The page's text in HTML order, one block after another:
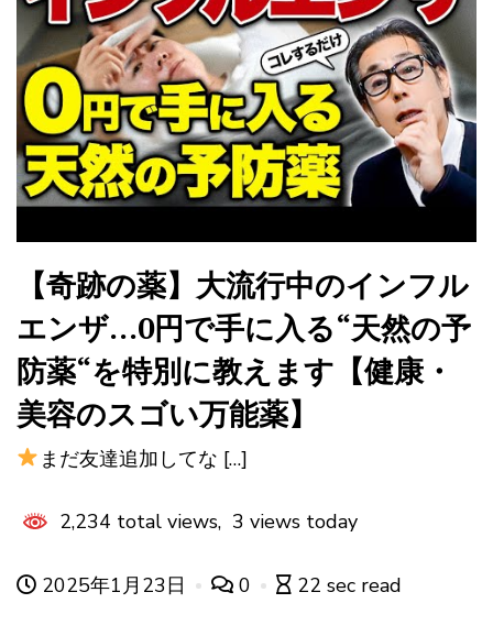
【奇跡の薬】大流行中のインフル
エンザ…0円で手に入る“天然の予
防薬“を特別に教えます【健康・
美容のスゴい万能薬】
まだ友達追加してな […]
2,234 total views, 3 views today
2025年1月23日 0 22 sec read